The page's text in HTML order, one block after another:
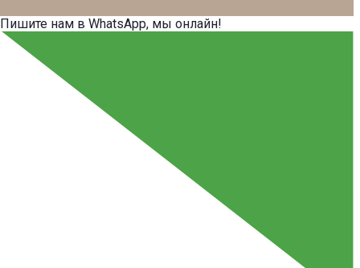
Пишите нам в WhatsApp, мы онлайн!